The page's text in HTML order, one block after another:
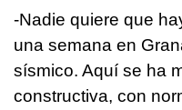
-Nadie quiere que
una semana en
sísmico. Aquí se ha
constructiva, con